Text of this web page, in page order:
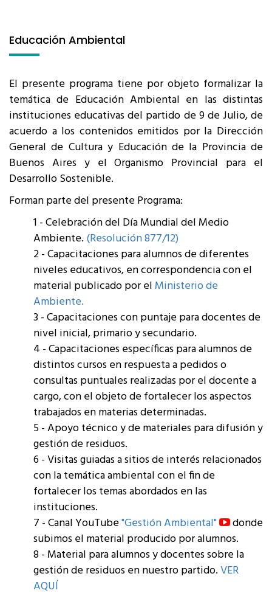
Educación Ambiental
El presente programa tiene por objeto formalizar la
temática de Educación Ambiental en las distintas
instituciones educativas del partido de 9 de Julio, de
acuerdo a los contenidos emitidos por la Dirección
General de Cultura y Educación de la Provincia de
Buenos Aires y el Organismo Provincial para el
Desarrollo Sostenible.
Forman parte del presente Programa:
1 - Celebración del Día Mundial del Medio
Ambiente. (Resolución 877/12)
2 - Capacitaciones para alumnos de diferentes
niveles educativos, en correspondencia con el
material publicado por el Ministerio de
Ambiente.
3 - Capacitaciones con puntaje para docentes de
nivel inicial, primario y secundario.
4 - Capacitaciones específicas para alumnos de
distintos cursos en respuesta a pedidos o
consultas puntuales realizadas por el docente a
cargo, con el objeto de fortalecer los aspectos
trabajados en materias determinadas.
5 - Apoyo técnico y de materiales para difusión y
gestión de residuos.
6 - Visitas guiadas a sitios de interés relacionados
con la temática ambiental con el fin de
fortalecer los temas abordados en las
instituciones.
7 - Canal YouTube"Gestión Ambiental"
donde
subimos el material producido por alumnos.
8 - Material para alumnos y docentes sobre la
gestión de residuos en nuestro partido.VER
AQUÍ